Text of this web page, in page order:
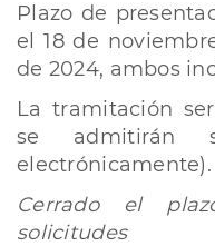
Plazo de
el 18 de
de 2024, ambos
La tramitación
se admitirán
electrónicamente).
Cerrado el
solicitudes